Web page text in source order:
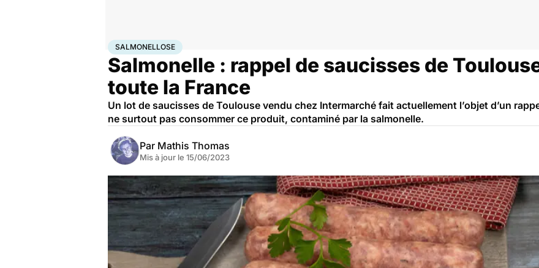
AccueilSanté Maladies
SALMONELLOSE
Salmonelle : rappel de saucisses de
toute la France
Un lot de saucisses de Toulouse vendu chez Intermarché fait actuellement l’objet d’un
ne surtout pas consommer ce produit, contaminé par la salmonelle.
Par Mathis Thomas
Mis à jour le 15/06/2023